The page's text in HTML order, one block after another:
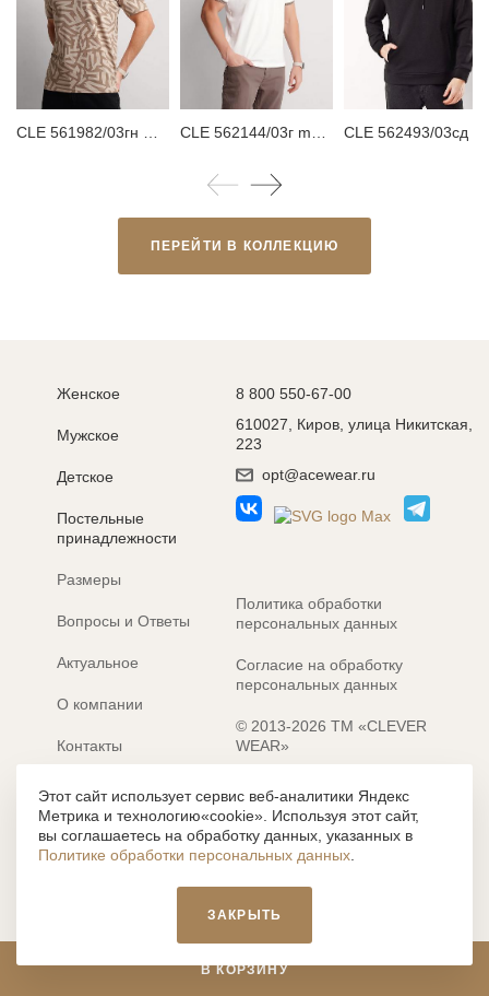
В КОРЗИНУ
ПЕРЕЙТИ В КОЛЛЕКЦИЮ
Женское
Мужское
Детское
Постельные
принадлежности
Размеры
Вопросы и Ответы
Актуальное
О компании
Контакты
Электронные каталоги
8 800 550-67-00
610027, Киров, улица Никитская,
223
opt@acewear.ru
Политика обработки
персональных данных
Согласие на обработку
персональных данных
© 2013-2026 ТМ «CLEVER
WEAR»
Разработка сайта: MACHAON
Все содержание, представленное или отраженное на сайте
https://clever-style.ru, включая, но не ограничиваясь, текстом,
графикой, фотографиями, иллюстрациями и т.д., являются
объектами авторского права, использование которых, без
письменного разрешения администрации и без активной
влечет наложение ответственности с действующим
законодательством РФ.
Этот сайт использует сервис веб-аналитики Яндекс
Метрика и технологию«cookie». Используя этот сайт,
вы соглашаетесь на обработку данных, указанных в
Политике обработки персональных данных
ЗАКРЫТЬ